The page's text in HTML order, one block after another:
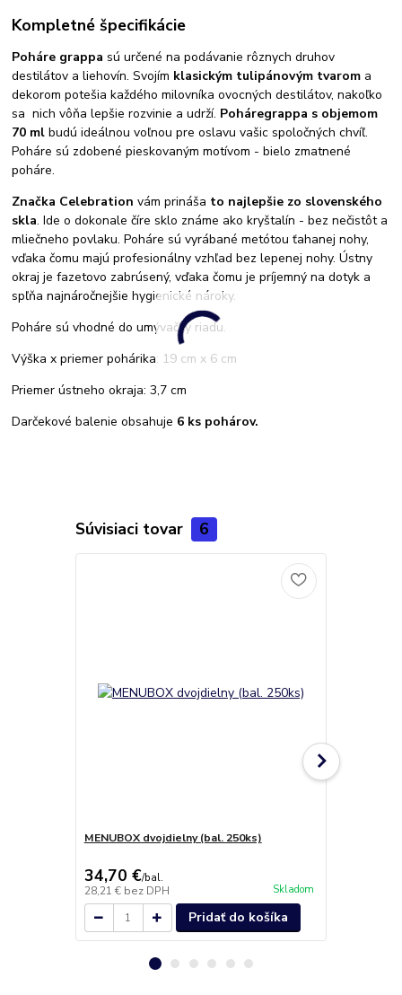
Kompletné špecifikácie
Poháre grappa sú určené na podávanie rôznych druhov
destilátov a liehovín. Svojím klasickým tulipánovým tvarom a
dekorom potešia každého milovníka ovocných destilátov, nakoľko
sa nich vôňa lepšie rozvinie a udrží. Poháregrappa s objemom
70 ml budú ideálnou voľnou pre oslavu vašic spoločných chvíľ.
Poháre sú zdobené pieskovaným motívom - bielo zmatnené
poháre.
Značka Celebration vám prináša to najlepšie zo slovenského
skla. Ide o dokonale číre sklo známe ako kryštalín - bez nečistôt a
mliečneho povlaku. Poháre sú vyrábané metótou ťahanej nohy,
vďaka čomu majú profesionálny vzhľad bez lepenej nohy. Ústny
okraj je fazetovo zabrúsený, vďaka čomu je príjemný na dotyk a
spľňa najnáročnejšie hygienické nároky.
Poháre sú vhodné do umývačky riadu.
Výška x priemer pohárika: 19 cm x 6 cm
Priemer ústneho okraja: 3,7 cm
Darčekové balenie obsahuje 6 ks pohárov.
Súvisiaci tovar 6
MENUBOX dvojdielny (bal. 250ks)
34,70 €/bal.
28,21 € bez DPH Skladom
Pridať do košíka